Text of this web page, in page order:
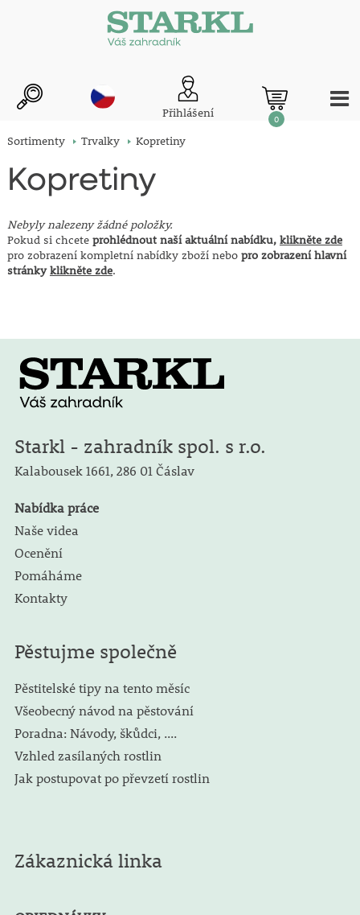
Přihlášení 0
Sortimenty Trvalky Kopretiny
Kopretiny
Nebyly nalezeny žádné položky.
Pokud si chcete prohlédnout naší aktuální nabídku, klikněte zde
pro zobrazení kompletní nabídky zboží nebo pro zobrazení hlavní
stránkyklikněte zde.
Starkl - zahradník spol. s r.o.
Kalabousek 1661, 286 01 Čáslav
Nabídka práce
Naše videa
Ocenění
Pomáháme
Kontakty
Pěstujme společně
Pěstitelské tipy na tento měsíc
Všeobecný návod na pěstování
Poradna: Návody, škůdci, ....
Vzhled zasílaných rostlin
Jak postupovat po převzetí rostlin
Zákaznická linka